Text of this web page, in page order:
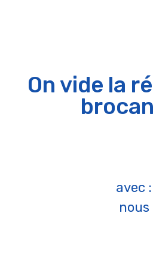
On vide la
avec :
nous